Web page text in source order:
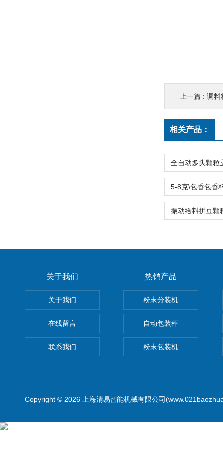
上一篇 : 调料
相关产品：
关于我们
关于我们
在线留言
联系我们
热销产品
粉末分装机
自动包装秤
粉末包装机
Copyright © 2026 上海清易智能机械有限公司